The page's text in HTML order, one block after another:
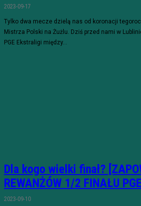
2023-09-17
Tylko dwa mecze dzielą nas od koronacji
Mistrza Polski na Żużlu. Dziś przed nami w
PGE Ekstraligi między...
Dla kogo wielki finał?
REWANŻÓW 1/2 FINAŁU
2023-09-10